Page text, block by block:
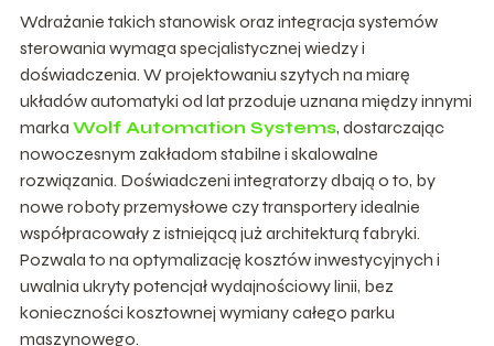
Wdrażanie takich stanowisk oraz integracja systemów
sterowania wymaga specjalistycznej wiedzy i
doświadczenia. W projektowaniu szytych na miarę
układów automatyki od lat przoduje uznana między innymi
marka Wolf Automation Systems, dostarczając
nowoczesnym zakładom stabilne i skalowalne
rozwiązania. Doświadczeni integratorzy dbają o to, by
nowe roboty przemysłowe czy transportery idealnie
współpracowały z istniejącą już architekturą fabryki.
Pozwala to na optymalizację kosztów inwestycyjnych i
uwalnia ukryty potencjał wydajnościowy linii, bez
konieczności kosztownej wymiany całego parku
maszynowego.